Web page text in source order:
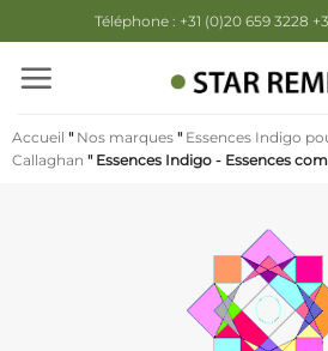
au
contenu
Téléphone : +31 (0)20 659 3228
Accueil " Nos marques " Essences Indigo
Callaghan " Essences Indigo - Essences